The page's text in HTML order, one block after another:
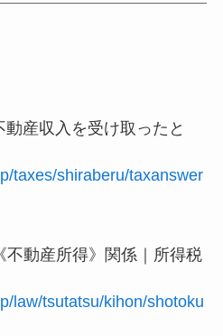
産収入を受け取ったと
taxes/shiraberu/taxanswer
不動産所得》関係｜所得税
law/tsutatsu/kihon/shotoku